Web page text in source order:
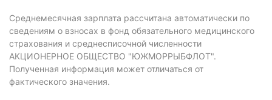
Среднемесячная зарплата рассчитана автоматически по
сведениям о взносах в фонд обязательного медицинского
страхования и среднесписочной численности
АКЦИОНЕРНОЕ ОБЩЕСТВО "ЮЖМОРРЫБФЛОТ".
Полученная информация может отличаться от
фактического значения.